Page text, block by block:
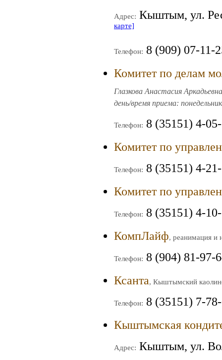
Адрес: Кыштым, ул.
карте]
Телефон: 8 (909) 07-11-
Комитет по делам
Глазкова Анастасия
день/время приема:
Телефон: 8 (35151) 4-
Комитет по
Телефон: 8 (35151) 4-
Комитет по
Телефон: 8 (35151) 4-
КомпЛайф, реанимация и
Телефон: 8 (904) 81-97-
Ксанта, Кыштымский
Телефон: 8 (35151) 7-
Кыштымская
Адрес: Кыштым, ул.